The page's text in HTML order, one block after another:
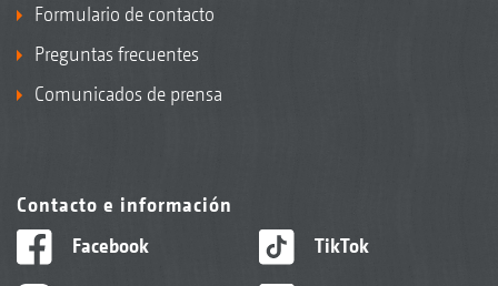
Formulario de contacto
Preguntas frecuentes
Comunicados de prensa
Contacto e información
Facebook
TikTok